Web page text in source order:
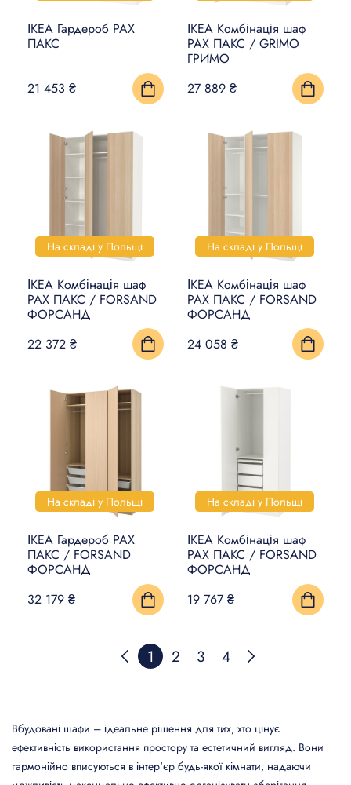
ІКЕА Гардероб PAX
ПАКС
21 453 ₴
ІКЕА Комбінація шаф
PAX ПАКС / GRIMO
ГРИМО
27 889 ₴
На складі у Польщі
ІКЕА Комбінація шаф
PAX ПАКС / FORSAND
ФОРСАНД
22 372 ₴
На складі у Польщі
ІКЕА Комбінація шаф
PAX ПАКС / FORSAND
ФОРСАНД
24 058 ₴
На складі у Польщі
ІКЕА Гардероб PAX
ПАКС / FORSAND
ФОРСАНД
32 179 ₴
На складі у Польщі
ІКЕА Комбінація шаф
PAX ПАКС / FORSAND
ФОРСАНД
19 767 ₴
1 2 3 4
Вбудовані шафи – ідеальне рішення для тих, хто цінує
ефективність використання простору та естетичний вигляд. Вони
гармонійно вписуються в інтер'єр будь-якої кімнати, надаючи